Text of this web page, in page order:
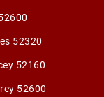
52320
52160
52600